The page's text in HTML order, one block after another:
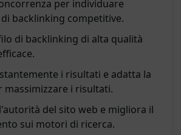
per individuare
backlinking competitive.
di backlinking di alta qualità
i risultati e adatta la
massimizzare i risultati.
del sito web e migliora il
sui motori di ricerca.